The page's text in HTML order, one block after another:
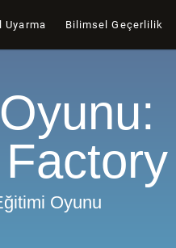
Uyarma Bilimsel Geçerlilik
Oyunu